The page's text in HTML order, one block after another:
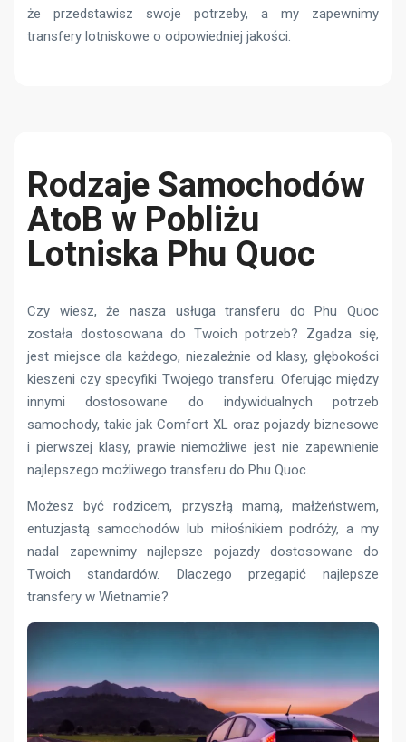
że przedstawisz swoje potrzeby, a my zapewnimy
transfery lotniskowe o odpowiedniej jakości.
Rodzaje Samochodów
AtoB w Pobliżu
Lotniska Phu Quoc
Czy wiesz, że nasza usługa transferu do Phu Quoc
została dostosowana do Twoich potrzeb? Zgadza się,
jest miejsce dla każdego, niezależnie od klasy, głębokości
kieszeni czy specyfiki Twojego transferu. Oferując między
innymi dostosowane do indywidualnych potrzeb
samochody, takie jak Comfort XL oraz pojazdy biznesowe
i pierwszej klasy, prawie niemożliwe jest nie zapewnienie
najlepszego możliwego transferu do Phu Quoc.
Możesz być rodzicem, przyszłą mamą, małżeństwem,
entuzjastą samochodów lub miłośnikiem podróży, a my
nadal zapewnimy najlepsze pojazdy dostosowane do
Twoich standardów. Dlaczego przegapić najlepsze
transfery w Wietnamie?